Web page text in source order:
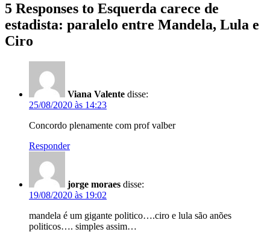
5 Responses to Esquerda carece de
estadista: paralelo entre Mandela, Lula e
Ciro
Viana Valente disse:
25/08/2020 às 14:23
Concordo plenamente com prof valber
Responder
jorge moraes disse:
19/08/2020 às 19:02
mandela é um gigante politico….ciro e lula são anões
politicos…. simples assim…